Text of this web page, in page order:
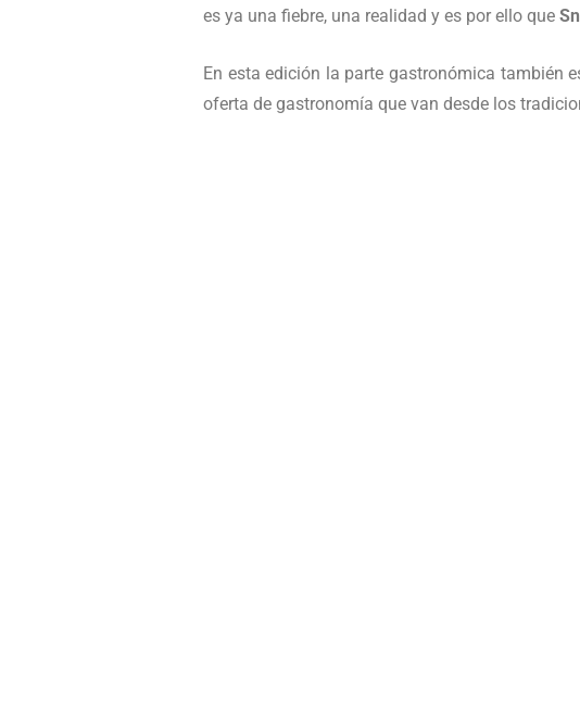
es ya una fiebre, una realidad y es por ello que
En esta edición la parte gastronómica también
oferta de gastronomía que van desde los